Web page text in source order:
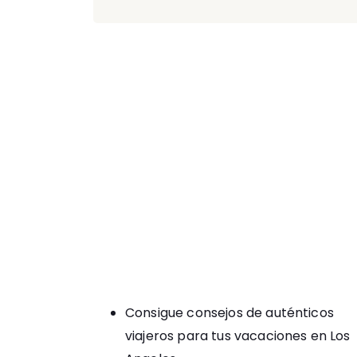
Consigue consejos de auténticos
viajeros para tusvacaciones en Los